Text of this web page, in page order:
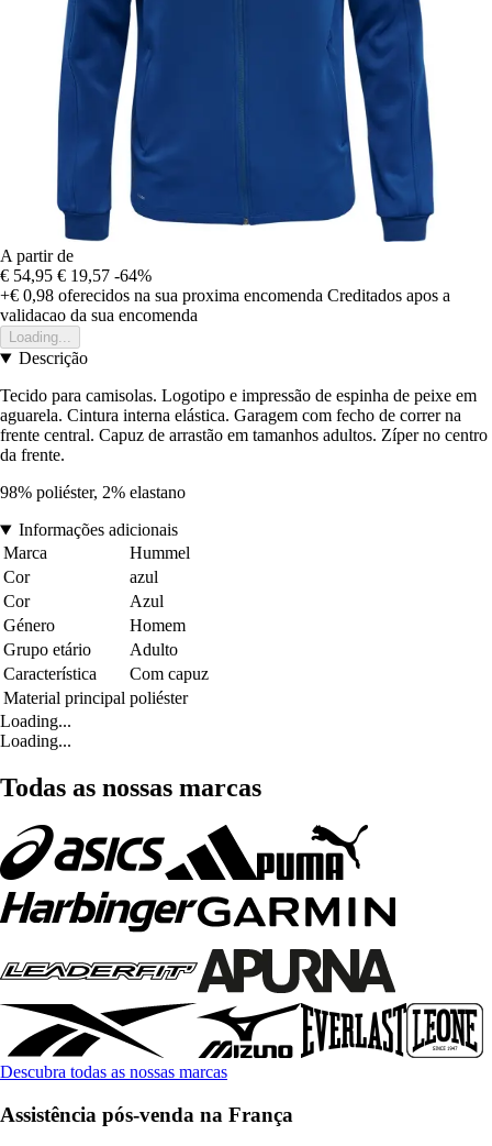
A partir de
€ 54,95 € 19,57 -64%
+€ 0,98 oferecidos na sua proxima encomenda Creditados apos a
validacao da sua encomenda
Loading...
Descrição
Tecido para camisolas. Logotipo e impressão de espinha de peixe em
aguarela. Cintura interna elástica. Garagem com fecho de correr na
frente central. Capuz de arrastão em tamanhos adultos. Zíper no centro
da frente.
98% poliéster, 2% elastano
Informações adicionais
Marca
Hummel
Cor
azul
Cor
Azul
Género
Homem
Grupo etário
Adulto
Característica
Com capuz
Material principal poliéster
Loading...
Loading...
Todas as nossas marcas
Descubra todas as nossas marcas
Assistência pós-venda na França